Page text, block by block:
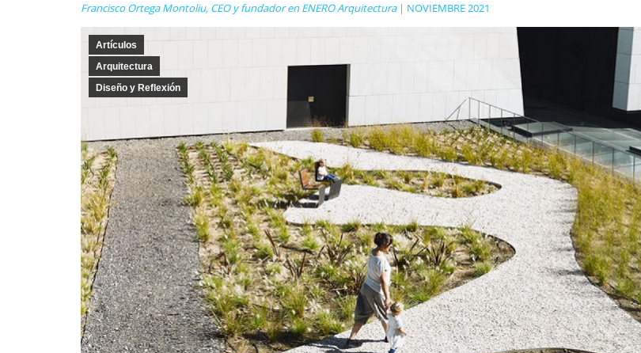
Francisco Ortega Montoliu, CEO y fundador en ENERO Arquitectura | NOVIEMBRE 2021
Artículos
Arquitectura
Diseño y Reflexión